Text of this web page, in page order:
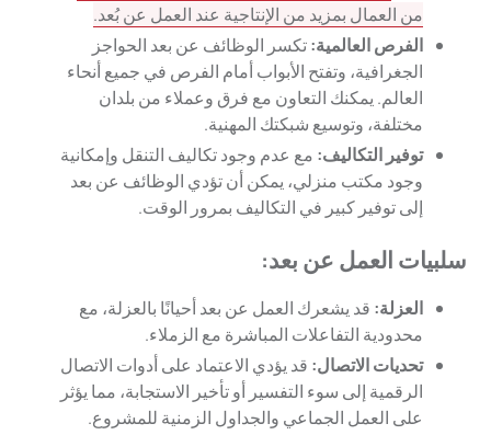
من العمال بمزيد من الإنتاجية عند العمل عن بُعد.
الفرص العالمية:تكسر الوظائف عن بعد الحواجز
الجغرافية، وتفتح الأبواب أمام الفرص في جميع أنحاء
العالم. يمكنك التعاون مع فرق وعملاء من بلدان
مختلفة، وتوسيع شبكتك المهنية.
توفير التكاليف: مع عدم وجود تكاليف التنقل وإمكانية
وجود مكتب منزلي، يمكن أن تؤدي الوظائف عن بعد
إلى توفير كبير في التكاليف بمرور الوقت.
سلبيات العمل عن بعد:
العزلة: قد يشعرك العمل عن بعد أحيانًا بالعزلة، مع
محدودية التفاعلات المباشرة مع الزملاء.
تحديات الاتصال: قد يؤدي الاعتماد على أدوات الاتصال
الرقمية إلى سوء التفسير أو تأخير الاستجابة، مما يؤثر
على العمل الجماعي والجداول الزمنية للمشروع.